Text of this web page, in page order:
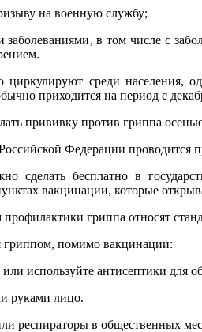
на военную службу;
в том числе с
среди населения,
приходится на период с
прививку против гриппа
Федерации проводится
сделать бесплатно в
вакцинации, которые
гриппа относят
гриппом, помимо вакцинации:
используйте антисептики для
руками лицо.
респираторы в общественных